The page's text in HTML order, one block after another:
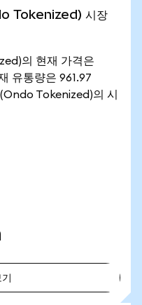
Tokenized) 시장
의 현재 가격은
유통량은 961.97
Tokenized)의 시